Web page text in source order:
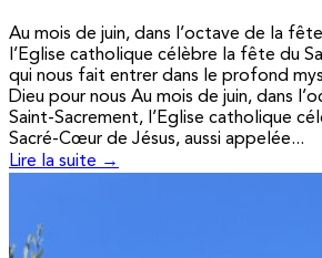
Au mois de juin, dans l’octave de la
l’Eglise catholique célèbre la fête du
qui nous fait entrer dans le profond
Dieu pour nous Au mois de juin, dans
Saint-Sacrement, l’Eglise catholique
Sacré-Cœur de Jésus, aussi appelée...
Lire la suite →